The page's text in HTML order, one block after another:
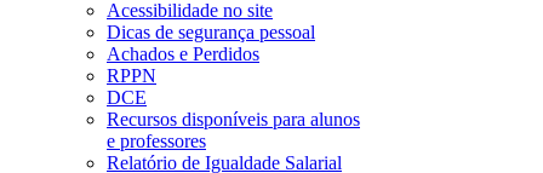
Acessibilidade no site
Dicas de segurança pessoal
Achados e Perdidos
RPPN
DCE
Recursos disponíveis para alunos
e professores
Relatório de Igualdade Salarial